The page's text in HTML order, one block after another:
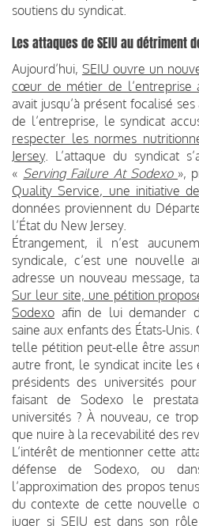
soutiens du syndicat.
Les attaques de SEIU au détriment
Aujourd’hui, SEIU ouvre un
cœur de métier de l’entreprise
avait jusqu’à présent focalisé
de l’entreprise, le syndicat
respecter les normes
Jersey. L’attaque du syndicat
« Serving Failure At Sodexo »,
Quality Service, une initiative
données proviennent du
l’État du New Jersey.
Étrangement, il n’est
syndicale, c’est une nouvelle
adresse un nouveau message,
Sur leur site, une pétition
Sodexo afin de lui demander
saine aux enfants des États-
telle pétition peut-elle être
autre front, le syndicat incite les
présidents des universités
faisant de Sodexo le
universités ? À nouveau, ce
que nuire à la recevabilité des
L’intérêt de mentionner cette
défense de Sodexo, ou
l’approximation des propos
du contexte de cette nouvelle
juger si SEIU est dans son